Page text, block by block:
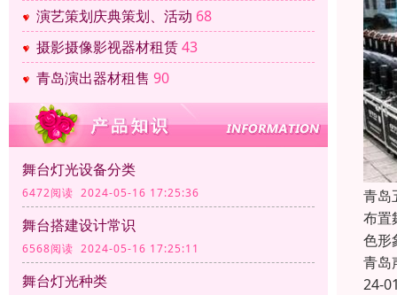
演艺策划庆典策划、活动 68
摄影摄像影视器材租赁43
青岛演出器材租售 90
舞台灯光设备分类
6472阅读 2024-05-16 17:25:36
舞台搭建设计常识
6568阅读 2024-05-16 17:25:11
舞台灯光种类
青岛
布置
色形
青岛
24-